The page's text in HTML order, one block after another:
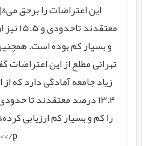
زیاد جامعه آمادگی دارد که
</p>